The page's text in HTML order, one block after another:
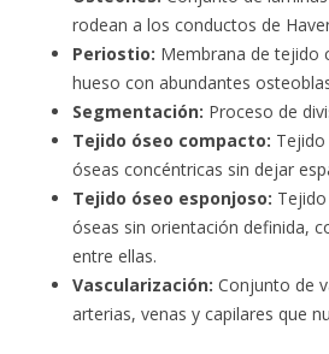
rodean a los conductos de
Periostio: Membrana de tejido
hueso con abundantes
Segmentación: Proceso de
Tejido óseo compacto:
óseas concéntricas sin dejar
Tejido óseo esponjoso:
óseas sin orientación definida,
entre ellas.
Vascularización: Conjunto de
arterias, venas y capilares que